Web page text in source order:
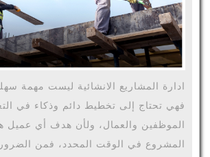
ادارة المشاريع الانشائية ليست مهمة
فهي تحتاج إلى تخطيط دائم وذكاء في
الموظفين والعمال، ولأن هدف أي عميل
المشروع في الوقت المحدد، فمن